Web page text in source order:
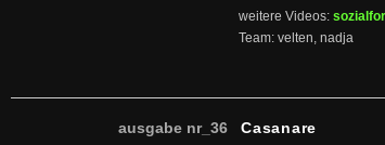
weitere Videos:
Team: velten, nadja
ausgabe nr_36 Casanare